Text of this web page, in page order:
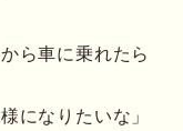
ら車に乗れたら
になりたいな」